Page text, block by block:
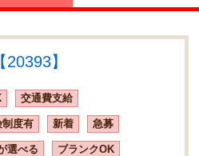
】
交通費支給
度有 新着 急募
選べる ブランクOK